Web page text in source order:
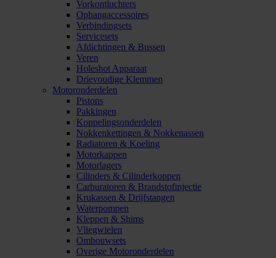
Vorkontluchters
Ophangaccessoires
Verbindingsets
Servicesets
Afdichtingen & Bussen
Veren
Holeshot Apparaat
Drievoudige Klemmen
Motoronderdelen
Pistons
Pakkingen
Koppelingsonderdelen
Nokkenkettingen & Nokkenassen
Radiatoren & Koeling
Motorkappen
Motorlagers
Cilinders & Cilinderkoppen
Carburatoren & Brandstofinjectie
Krukassen & Drijfstangen
Waterpompen
Kleppen & Shims
Vliegwielen
Ombouwsets
Overige Motoronderdelen